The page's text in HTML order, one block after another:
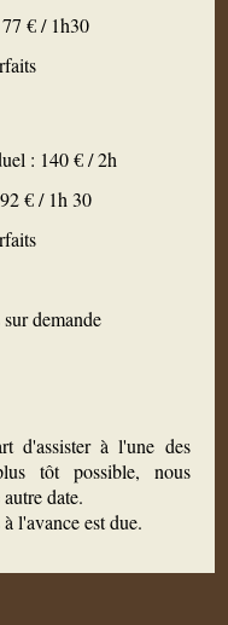
€ / 1h30
: 140 € / 2h
€ / 1h 30
demande
d'assister à l'une des
tôt possible, nous
date.
l'avance est due.